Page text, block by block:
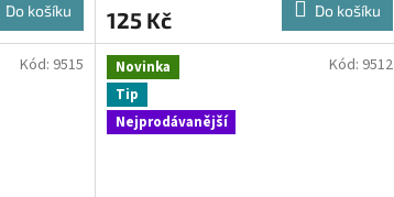
Do košíku 125 Kč Do košíku
Kód: 9515
Novinka
Tip
Nejprodávanější
Kód: 9512